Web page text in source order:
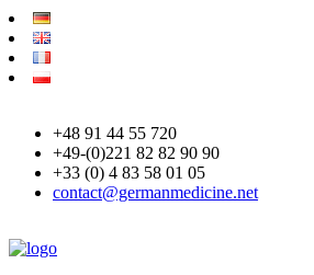
+48 91 44 55 720
+49-(0)221 82 82 90 90
+33 (0) 4 83 58 01 05
contact@germanmedicine.net